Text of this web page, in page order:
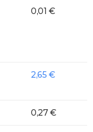
0,01 €
2,65 €
0,27 €